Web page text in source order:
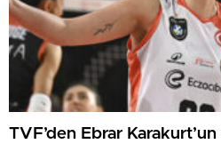
TVF’den Ebrar